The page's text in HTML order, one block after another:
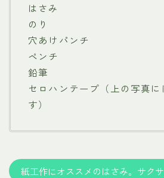
はさみ
のり
穴あけパンチ
ペンチ
鉛筆
セロハンテープ（上の写真
す）
紙工作にオススメのはさみ。サク